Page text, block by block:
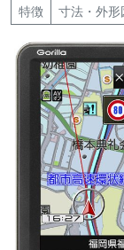
特徴 寸法・外形